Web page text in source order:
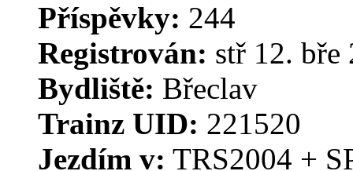
Příspěvky: 244
Registrován: stř 12. bře
Bydliště: Břeclav
Trainz UID: 221520
Jezdím v: TRS2004 +